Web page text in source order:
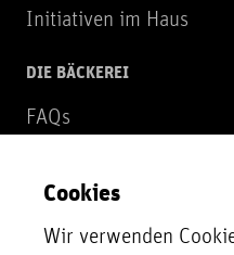
Initiativen im Haus
DIE BÄCKEREI
FAQs
NEWSLETTER
Zur Newsletter
Cookies
Wir verwenden